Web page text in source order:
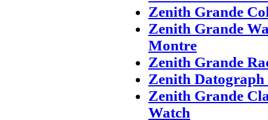
Zenith Grande
Zenith Grande
Montre
Zenith Grande
Zenith Datograph
Zenith Grande
Watch